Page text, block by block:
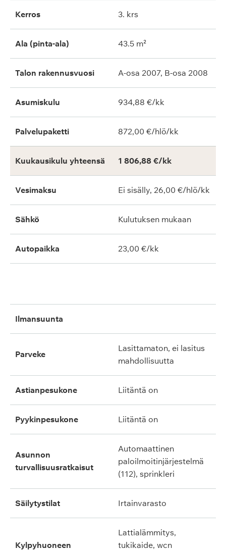
Kerros 3. krs
Ala (pinta-ala) 43.5 m²
Talon rakennusvuosi A-osa 2007, B-osa 2008
Asumiskulu 934,88 €/kk
Palvelupaketti 872,00 €/hlö/kk
Kuukausikulu yhteensä 1 806,88 €/kk
Vesimaksu Ei sisälly, 26,00 €/hlö/kk
Sähkö Kulutuksen mukaan
Autopaikka 23,00 €/kk
ilmansuunta
parveke
lasittamaton, ei lasitus
mahdollisuutta
astianpesukone liitäntä on
pyykinpesukone liitäntä on
asunnon
turvallisuusratkaisut
automaattinen
paloilmoitinjärjestelmä
(112), sprinkleri
säilytystilat irtainvarasto
kylpyhuoneen
lattialämmitys,
tukikaide, wcn